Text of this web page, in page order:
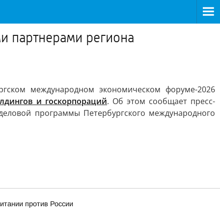
региона
международном экономическом форуме-2026
и госкорпораций. Об этом сообщает пресс-
программы Петербургского международного
против России